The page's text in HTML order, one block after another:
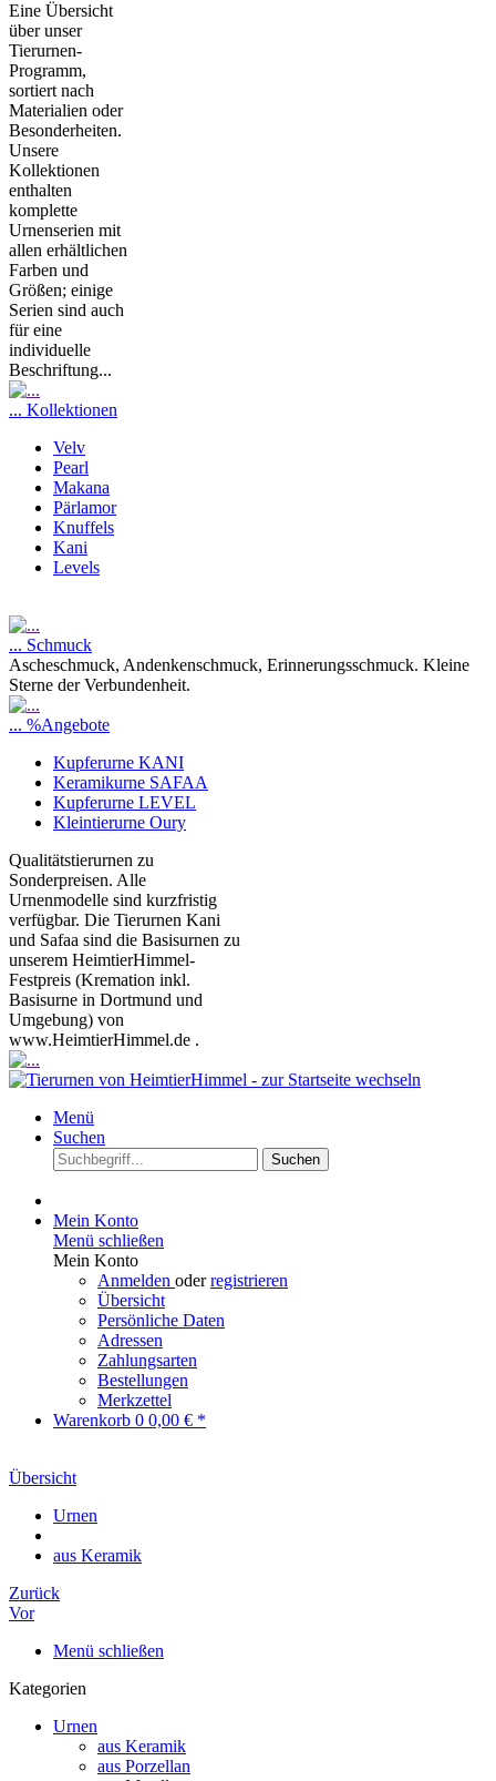
Eine Übersicht
über unser
Tierurnen-
Programm,
sortiert nach
Materialien oder
Besonderheiten.
Unsere
Kollektionen
enthalten
komplette
Urnenserien mit
allen erhältlichen
Farben und
Größen; einige
Serien sind auch
für eine
individuelle
Beschriftung...
... Kollektionen
Velv
Pearl
Makana
Pärlamor
Knuffels
Kani
Levels
... Schmuck
Ascheschmuck, Andenkenschmuck, Erinnerungsschmuck. Kleine
Sterne der Verbundenheit.
... %Angebote
Kupferurne KANI
Keramikurne SAFAA
Kupferurne LEVEL
Kleintierurne Oury
Qualitätstierurnen zu
Sonderpreisen. Alle
Urnenmodelle sind kurzfristig
verfügbar. Die Tierurnen Kani
und Safaa sind die Basisurnen zu
unserem HeimtierHimmel-
Festpreis (Kremation inkl.
Basisurne in Dortmund und
Umgebung) von
www.HeimtierHimmel.de .
Menü
Suchen
Suchen
Mein Konto
Menü schließen
Mein Konto
Anmelden oderregistrieren
Übersicht
Persönliche Daten
Adressen
Zahlungsarten
Bestellungen
Merkzettel
Warenkorb 0 0,00 € *
Übersicht
Urnen
aus Keramik
Zurück
Vor
Menü schließen
Kategorien
Urnen
aus Keramik
aus Porzellan